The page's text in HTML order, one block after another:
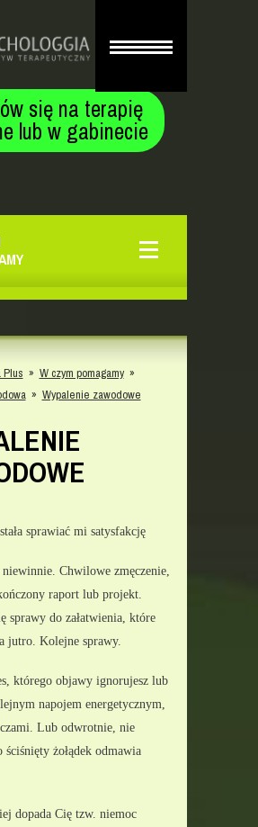
się na terapię
lub w gabinecie
Plus » W czym pomagamy »
» Wypalenie zawodowe
sprawiać mi satysfakcję
niewinnie. Chwilowe zmęczenie,
raport lub projekt.
sprawy do załatwienia, które
jutro. Kolejne sprawy.
którego objawy ignorujesz lub
napojem energetycznym,
Lub odwrotnie, nie
ściśnięty żołądek odmawia
dopada Cię tzw. niemoc